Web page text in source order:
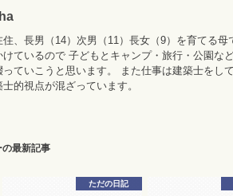
住、長男（14）次男（11）長女（9）を育てる
けているので 子どもとキャンプ・旅行・公園な
っていこうと思います。 また仕事は建築士をし
的視点が混ざっています。
の最新記事
ただの日記